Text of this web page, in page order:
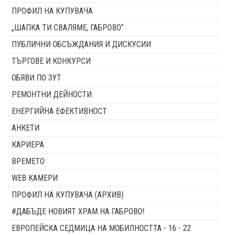
ПРОФИЛ НА КУПУВАЧА
„ШАПКА ТИ СВАЛЯМЕ, ГАБРОВО“
ПУБЛИЧНИ ОБСЪЖДАНИЯ И ДИСКУСИИ
ТЪРГОВЕ И КОНКУРСИ
ОБЯВИ ПО ЗУТ
РЕМОНТНИ ДЕЙНОСТИ
ЕНЕРГИЙНА ЕФЕКТИВНОСТ
АНКЕТИ
КАРИЕРА
ВРЕМЕТО
WEB КАМЕРИ
ПРОФИЛ НА КУПУВАЧА (АРХИВ)
#ДАБЪДЕ НОВИЯТ ХРАМ НА ГАБРОВО!
ЕВРОПЕЙСКА СЕДМИЦА НА МОБИЛНОСТТА - 16 - 22